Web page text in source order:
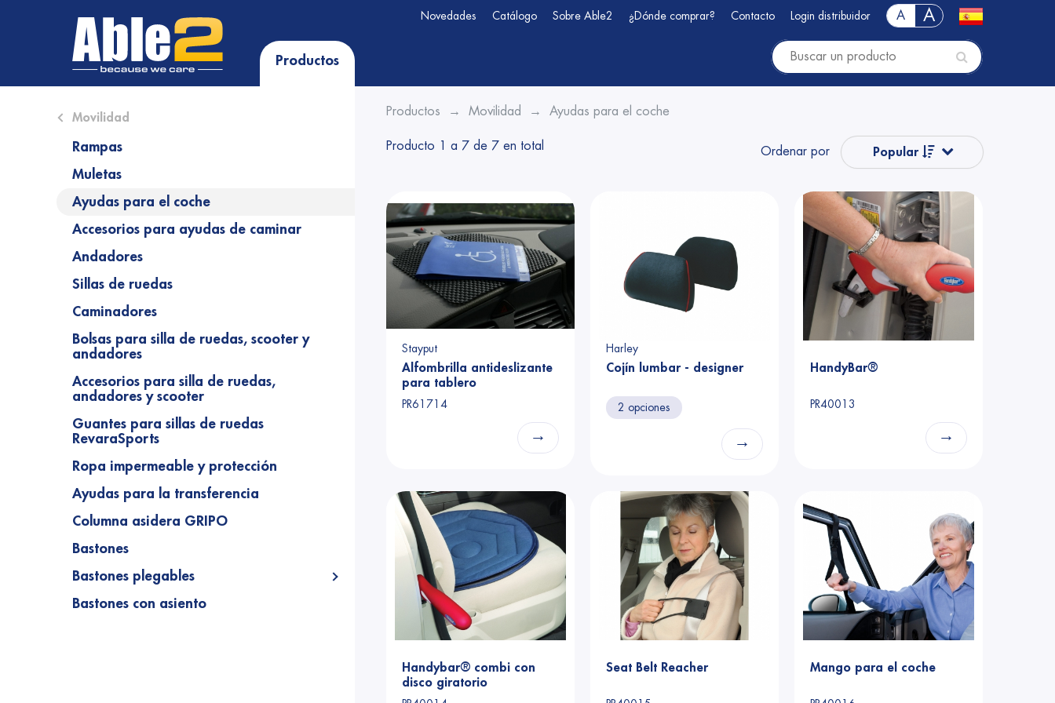
Novedades Catálogo Sobre Able2 ¿Dónde comprar? Contacto Login distribuidor A A
Productos
Close submenu (Movilidad)
Movilidad
Rampas
Muletas
Ayudas para el coche
Accesorios para ayudas de caminar
Andadores
Sillas de ruedas
Caminadores
Bolsas para silla de ruedas, scooter y
andadores
Accesorios para silla de ruedas,
andadores y scooter
Guantes para sillas de ruedas
RevaraSports
Ropa impermeable y protección
Ayudas para la transferencia
Columna asidera GRIPO
Bastones
Open submenu (Bastones plegables)
Bastones plegables
Bastones con asiento
Productos Movilidad Ayudas para el coche
Producto 1 a 7 de 7 en total Ordenar por Popular
Nombre
Precio
Precio
Stayput
Alfombrilla antideslizante
para tablero
PR61714
→
Harley
Cojín lumbar - designer
2 opciones
→
HandyBar®
PR40013
→
Handybar® combi con
disco giratorio
Seat Belt Reacher Mango para el coche